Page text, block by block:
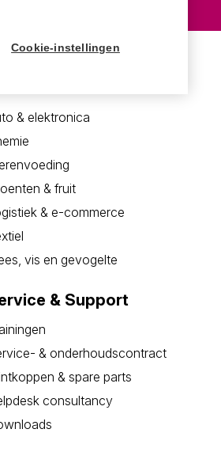
& elektronica
& fruit
& e-commerce
vis en gevogelte
& Support
& onderhoudscontract
& spare parts
consultancy
Cookie-instellingen